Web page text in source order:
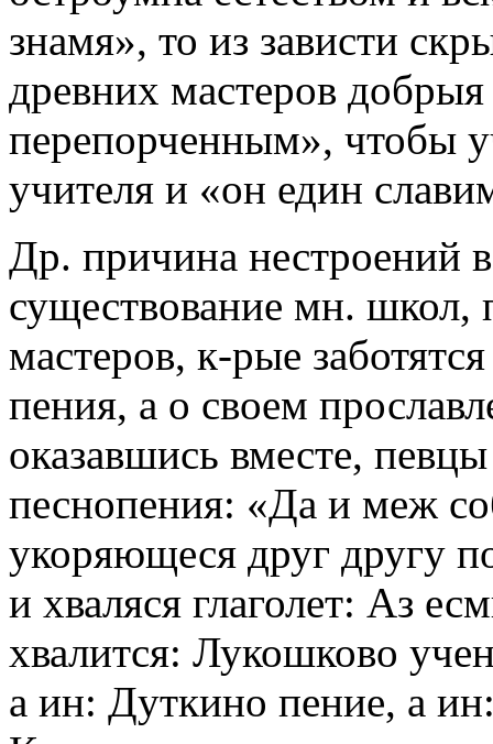
знамя», то из зависти
древних мастеров
перепорченным», чтобы
учителя и «он един
Др. причина нестроений
существование мн. школ,
мастеров, к-рые
пения, а о своем
оказавшись вместе,
песнопения: «Да и меж
укоряющеся друг другу
и хваляся глаголет: Аз
хвалится: Лукошково
а ин: Дуткино пение, а